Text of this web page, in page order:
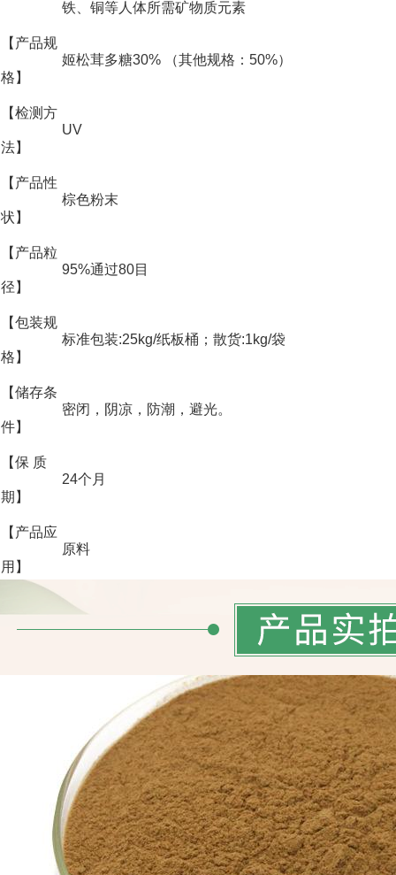
铁、铜等人体所需矿物质元素
【产品规
格】
姬松茸多糖30% （其他规格：50%）
【检测方
法】
UV
【产品性
状】
棕色粉末
【产品粒
径】
95%通过80目
【包装规
格】
标准包装:25kg/纸板桶；散货:1kg/袋
【储存条
件】
密闭，阴凉，防潮，避光。
【保 质
期】
24个月
【产品应
用】
原料